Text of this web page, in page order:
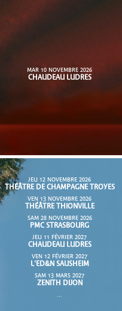
MAR 10 NOVEMBRE 2026
CHAUDEAU LUDRES
JEU 12 NOVEMBRE 2026
THÉÂTRE DE CHAMPAGNE TROYES
VEN 13 NOVEMBRE 2026
THÉÂTRE THIONVILLE
SAM 28 NOVEMBRE 2026
PMC STRASBOURG
JEU 11 FÉVRIER 2027
CHAUDEAU LUDRES
VEN 12 FÉVRIER 2027
L'ED&N SAUSHEIM
SAM 13 MARS 2027
ZENITH DIJON
...